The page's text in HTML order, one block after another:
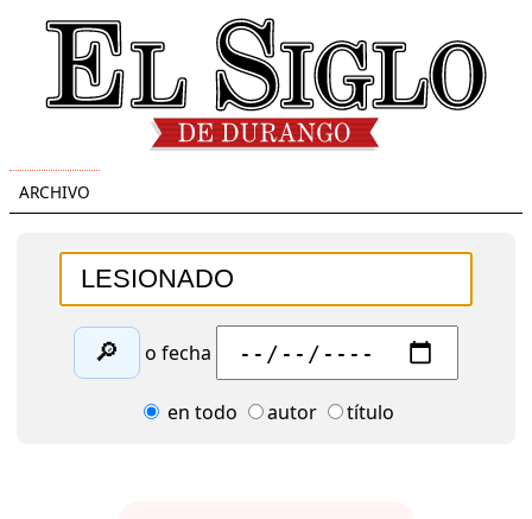
ARCHIVO
🔎 o fecha
en todo autor título